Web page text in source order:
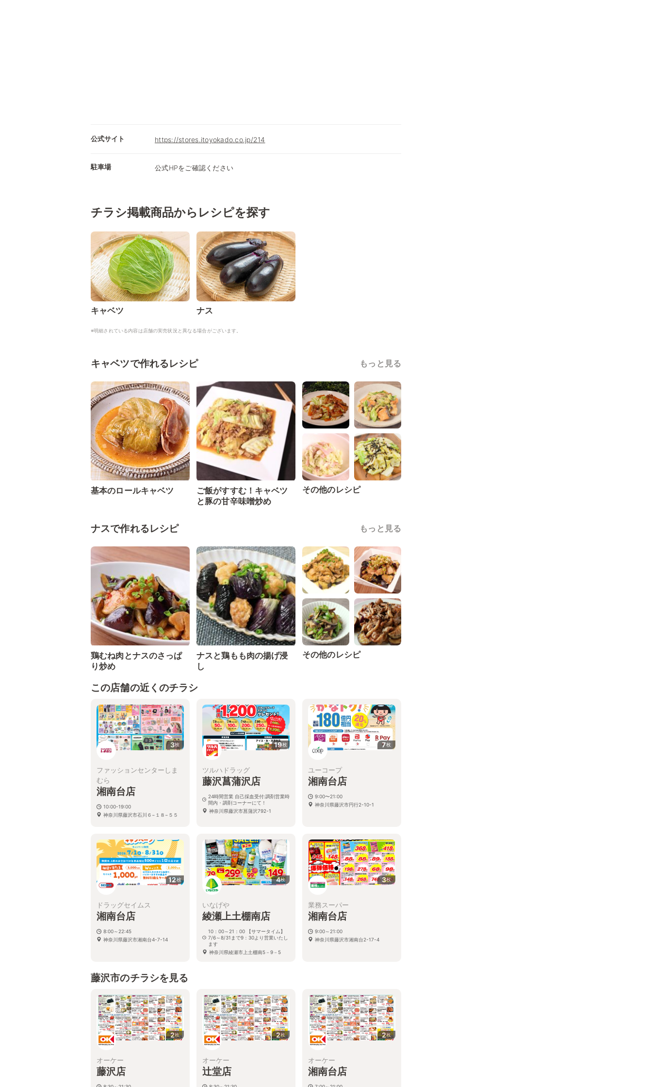
公式サイト https://stores.itoyokado.co.jp/214
駐車場 公式HPをご確認ください
チラシ掲載商品からレシピを探す
キャベツ ナス
※明細されている内容は店舗の実売状況と異なる場合がございます。
キャベツで作れるレシピ もっと見る
基本のロールキャベツ
ご飯がすすむ！キャベツ
と豚の甘辛味噌炒め
その他のレシピ
ナスで作れるレシピ もっと見る
鶏むね肉とナスのさっぱ
り炒め
ナスと鶏もも肉の揚げ浸
し
その他のレシピ
この店舗の近くのチラシ
3枚
ファッションセンターしま
むら
湘南台店
10:00-19:00
神奈川県藤沢市石川６−１８−５５
19枚
ツルハドラッグ
藤沢菖蒲沢店
24時間営業 自己採血受付:調剤営業時
間内・調剤コーナーにて！
神奈川県藤沢市菖蒲沢792-1
7枚
ユーコープ
湘南台店
9:00〜21:00
神奈川県藤沢市円行2-10-1
12枚
ドラッグセイムス
湘南台店
8:00～22:45
神奈川県藤沢市湘南台4-7-14
4枚
いなげや
綾瀬上土棚南店
10：00～21：00 【サマータイム】
7/6～8/31まで9：30より営業いたし
ます
神奈川県綾瀬市上土棚南5－9－5
3枚
業務スーパー
湘南台店
9:00～21:00
神奈川県藤沢市湘南台2-17-4
藤沢市のチラシを見る
2枚
オーケー
藤沢店
2枚
オーケー
辻堂店
2枚
オーケー
湘南台店